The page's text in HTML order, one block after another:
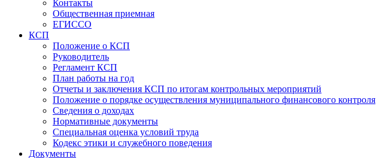
Контакты
Общественная приемная
ЕГИССО
КСП
Положение о КСП
Руководитель
Регламент КСП
План работы на год
Отчеты и заключения КСП по итогам контрольных мероприятий
Положение о порядке осуществления муниципального финансового контроля
Сведения о доходах
Нормативные документы
Специальная оценка условий труда
Кодекс этики и служебного поведения
Документы